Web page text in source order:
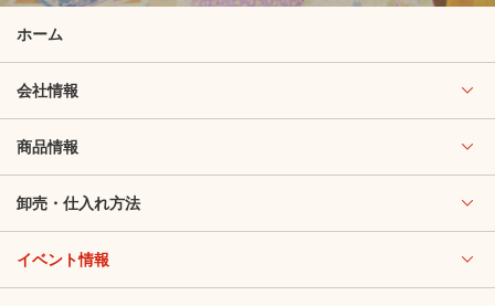
ホーム
会社情報
商品情報
卸売・仕入れ方法
イベント情報